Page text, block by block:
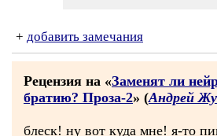
+ добавить замечания
Рецензия на «Заменят ли
братию? Проза-2» (Андрей
блеск! ну вот куда мне! я-то